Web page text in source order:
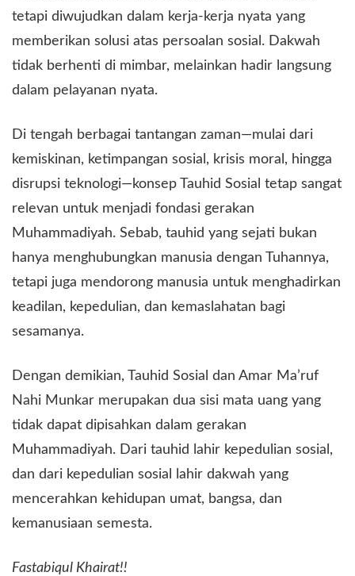
tetapi diwujudkan dalam kerja-kerja nyata yang
memberikan solusi atas persoalan sosial. Dakwah
tidak berhenti di mimbar, melainkan hadir langsung
dalam pelayanan nyata.
​Di tengah berbagai tantangan zaman—mulai dari
kemiskinan, ketimpangan sosial, krisis moral, hingga
disrupsi teknologi—konsep Tauhid Sosial tetap sangat
relevan untuk menjadi fondasi gerakan
Muhammadiyah. Sebab, tauhid yang sejati bukan
hanya menghubungkan manusia dengan Tuhannya,
tetapi juga mendorong manusia untuk menghadirkan
keadilan, kepedulian, dan kemaslahatan bagi
sesamanya.
​Dengan demikian, Tauhid Sosial dan Amar Ma’ruf
Nahi Munkar merupakan dua sisi mata uang yang
tidak dapat dipisahkan dalam gerakan
Muhammadiyah. Dari tauhid lahir kepedulian sosial,
dan dari kepedulian sosial lahir dakwah yang
mencerahkan kehidupan umat, bangsa, dan
kemanusiaan semesta.
Fastabiqul Khairat!!